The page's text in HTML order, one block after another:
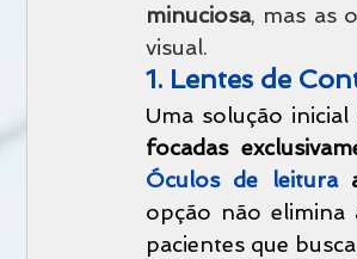
minuciosa, mas as
visual.
1. Lentes de
Uma solução
focadas
Óculos de leitura
opção não elimina
pacientes que